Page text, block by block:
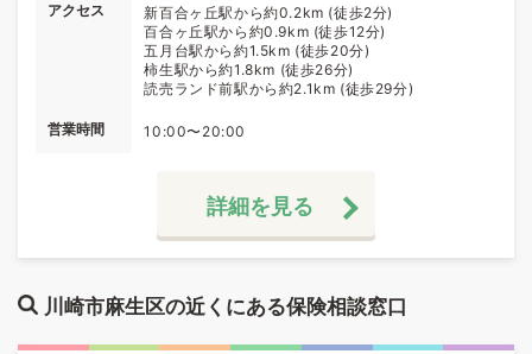
アクセス
新百合ヶ丘駅から約0.2km (徒歩2分)
百合ヶ丘駅から約0.9km (徒歩12分)
五月台駅から約1.5km (徒歩20分)
柿生駅から約1.8km (徒歩26分)
読売ランド前駅から約2.1km (徒歩29分)
営業時間 10:00〜20:00
詳細を見る
川崎市麻生区の近くにある保険相談窓口